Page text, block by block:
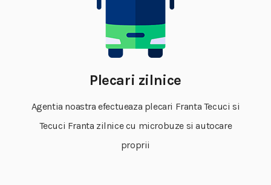
Plecari zilnice
Agentia noastra efectueaza plecari Franta Tecuci si
Tecuci Franta zilnice cu microbuze si autocare
proprii